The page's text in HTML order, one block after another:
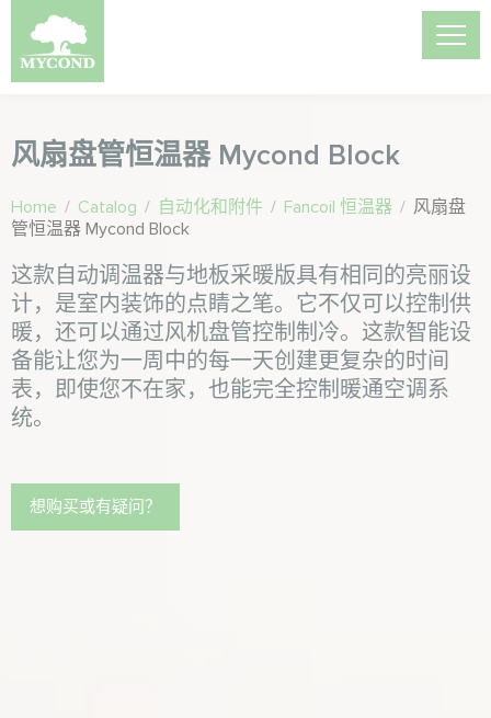
风扇盘管恒温器 Mycond Block
Home / Catalog / 自动化和附件 / Fancoil 恒温器 / 风扇盘
管恒温器 Mycond Block
这款自动调温器与地板采暖版具有相同的亮丽设
计，是室内装饰的点睛之笔。它不仅可以控制供
暖，还可以通过风机盘管控制制冷。这款智能设
备能让您为一周中的每一天创建更复杂的时间
表，即使您不在家，也能完全控制暖通空调系
统。
想购买或有疑问？